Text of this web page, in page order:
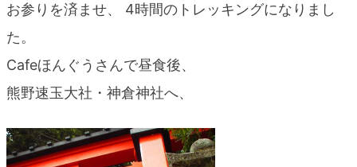
お参りを済ませ、 4時間のトレッキングになりまし
た。
Cafeほんぐうさんで昼食後、
熊野速玉大社・神倉神社へ、